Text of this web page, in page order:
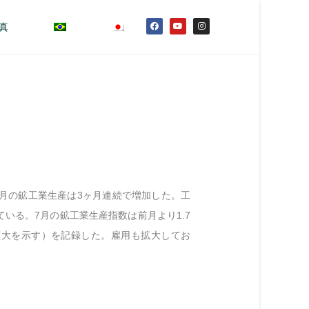
の鉱工業生産は3ヶ月連続で増加した。工
る。7月の鉱工業生産指数は前月より1.7
を示す）を記録した。雇用も拡大してお